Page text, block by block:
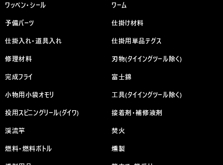
ワッペン・シール ワーム
予備パーツ 仕掛け材料
仕掛入れ・道具入れ 仕掛用単品テグス
修理材料 刃物(タイイングツール除く)
完成フライ 富士錦
小物用小袋オモリ 工具(タイイングツール除く)
投用スピニングリール(ダイワ) 接着剤・補修液剤
渓流竿 焚火
燃料・燃料ボトル 燻製